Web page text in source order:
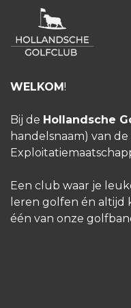
WELKOM!
Bij de Hollandsche
handelsnaam) van
Een club waar je
leren golfen én
één van onze